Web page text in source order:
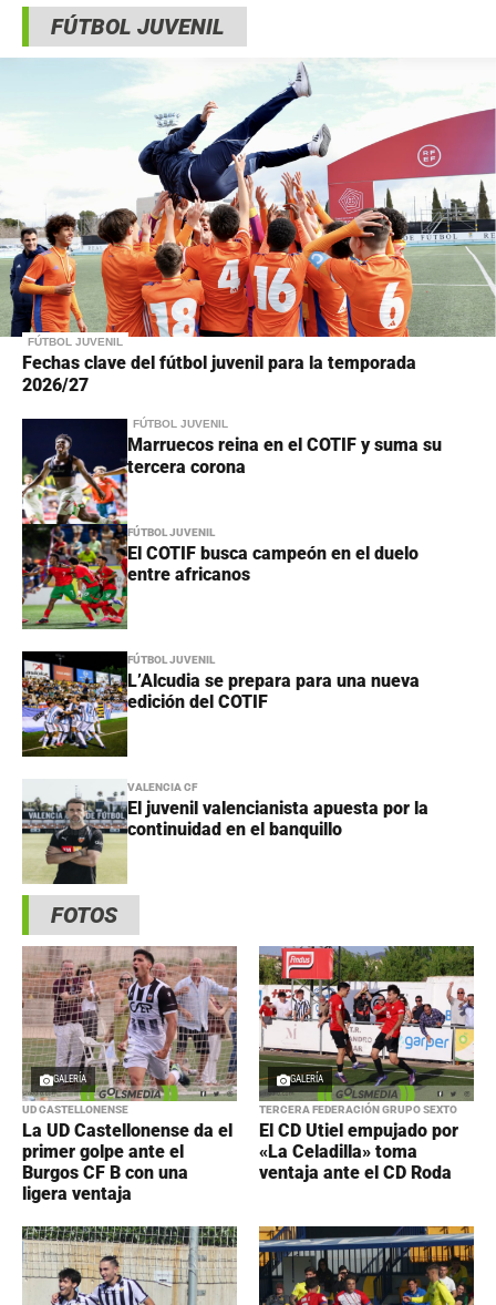
FÚTBOL JUVENIL
FÚTBOL JUVENIL
Fechas clave del fútbol juvenil para la temporada
2026/27
FÚTBOL JUVENIL
Marruecos reina en el COTIF y suma su
tercera corona
FÚTBOL JUVENIL
El COTIF busca campeón en el duelo
entre africanos
FÚTBOL JUVENIL
L’Alcudia se prepara para una nueva
edición del COTIF
VALENCIA CF
El juvenil valencianista apuesta por la
continuidad en el banquillo
FOTOS
GALERÍA
UD CASTELLONENSE
La UD Castellonense da el
primer golpe ante el
Burgos CF B con una
ligera ventaja
GALERÍA
TERCERA FEDERACIÓN GRUPO SEXTO
El CD Utiel empujado por
«La Celadilla» toma
ventaja ante el CD Roda